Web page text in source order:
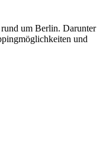
um Berlin. Darunter
und